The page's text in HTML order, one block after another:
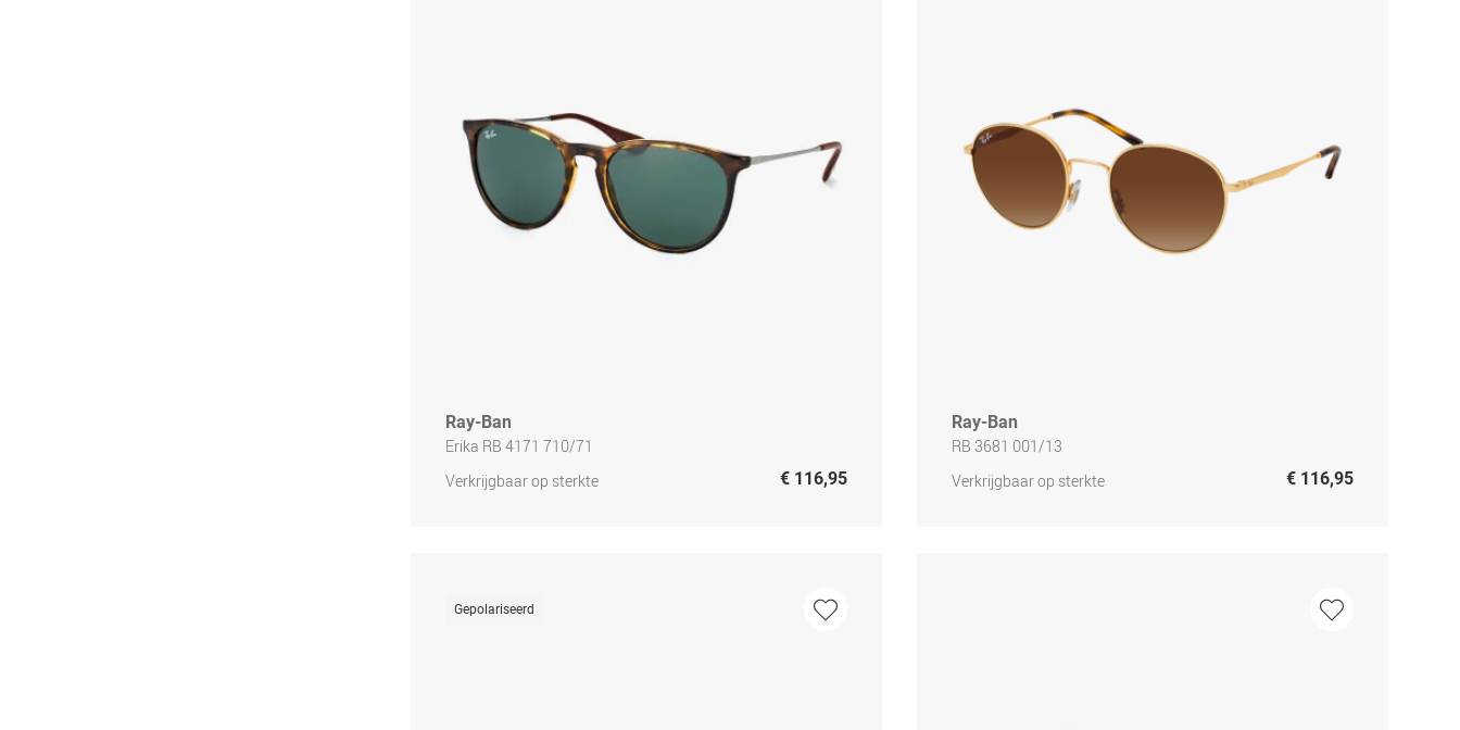
Ray-Ban
Erika RB 4171 710/71
Verkrijgbaar op sterkte
€ 116,95
Ray-Ban
RB 3681 001/13
Verkrijgbaar op sterkte
€ 116,95
Gepolariseerd